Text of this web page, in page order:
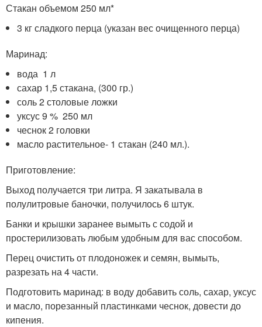
Стакан объемом 250 мл*
3 кг сладкого перца (указан вес очищенного перца)
Маринад:
вода 1 л
сахар 1,5 стакана, (300 гр.)
соль 2 столовые ложки
уксус 9 % 250 мл
чеснок 2 головки
масло растительное- 1 стакан (240 мл.).
Приготовление:
Выход получается три литра. Я закатывала в
полулитровые баночки, получилось 6 штук.
Банки и крышки заранее вымыть с содой и
простерилизовать любым удобным для вас способом.
Перец очистить от плодоножек и семян, вымыть,
разрезать на 4 части.
Подготовить маринад: в воду добавить соль, сахар, уксус
и масло, порезанный пластинками чеснок, довести до
кипения.